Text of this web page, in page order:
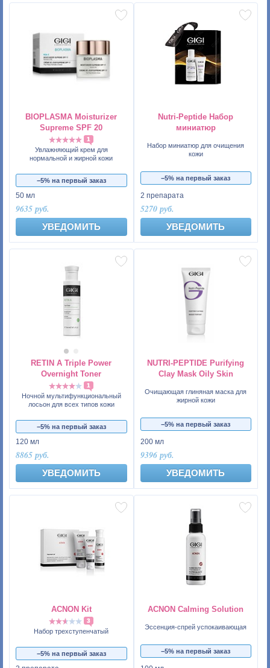
BIOPLASMA Moisturizer
Supreme SPF 20
1
Увлажняющий крем для
нормальной и жирной кожи
−5% на первый заказ
50 мл
9635 руб.
УВЕДОМИТЬ
Nutri-Peptide Набор
миниатюр
Набор миниатюр для очищения
кожи
−5% на первый заказ
2 препарата
5270 руб.
УВЕДОМИТЬ
RETIN A Triple Power
Overnight Toner
1
Ночной мультифункциональный
лосьон для всех типов кожи
−5% на первый заказ
120 мл
8865 руб.
УВЕДОМИТЬ
NUTRI-PEPTIDE Purifying
Clay Mask Oily Skin
Очищающая глиняная маска для
жирной кожи
−5% на первый заказ
200 мл
9396 руб.
УВЕДОМИТЬ
ACNON Kit
3
Набор трехступенчатый
−5% на первый заказ
ACNON Calming Solution
Эссенция-спрей успокаивающая
−5% на первый заказ